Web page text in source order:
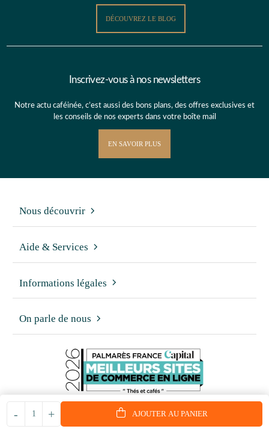
+
- AJOUTER AU PANIER
DÉCOUVREZ LE BLOG
Inscrivez-vous à nos newsletters
Notre actu caféinée, c’est aussi des bons plans, des offres exclusives et
les conseils de nos experts dans votre boîte mail
EN SAVOIR PLUS
Nous découvrir
Aide & Services
Informations légales
On parle de nous
© 2006 - 2026 - Reproduction interdite